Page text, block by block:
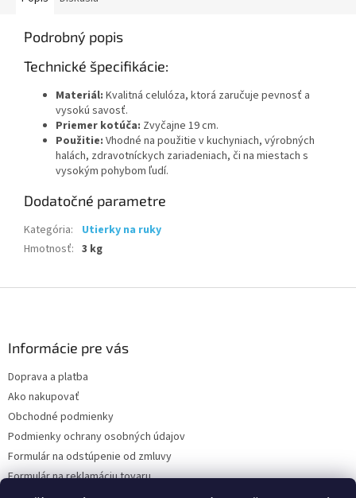
Podrobný popis
Technické špecifikácie:
Materiál: Kvalitná celulóza, ktorá zaručuje pevnosť a
vysokú savosť.
Priemer kotúča: Zvyčajne 19 cm.
Použitie: Vhodné na použitie v kuchyniach, výrobných
halách, zdravotníckych zariadeniach, či na miestach s
vysokým pohybom ľudí.
Dodatočné parametre
Kategória:
Utierky na ruky
Hmotnosť: 3 kg
Informácie pre vás
Doprava a platba
Ako nakupovať
Obchodné podmienky
Podmienky ochrany osobných údajov
Formulár na odstúpenie od zmluvy
Formulár na reklamáciu tovaru